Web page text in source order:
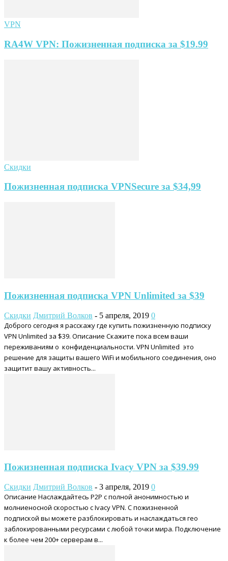
VPN
RA4W VPN: Пожизненная подписка за $19.99
Скидки
Пожизненная подписка VPNSecure за $34,99
Пожизненная подписка VPN Unlimited за $39
Скидки Дмитрий Волков - 5 апреля, 2019 0
Доброго сегодня я расскажу где купить пожизненную подписку
VPN Unlimited за $39. Описание Скажите пока всем ваши
переживаниям о конфиденциальности. VPN Unlimited это
решение для защиты вашего WiFi и мобильного соединения, оно
защитит вашу активность...
Пожизненная подписка Ivacy VPN за $39.99
Скидки Дмитрий Волков - 3 апреля, 2019 0
Описание Наслаждайтесь P2P с полной анонимностью и
молниеносной скоростью с Ivacy VPN. С пожизненной
подпиской вы можете разблокировать и наслаждаться гео
заблокированными ресурсами с любой точки мира. Подключение
к более чем 200+ серверам в...